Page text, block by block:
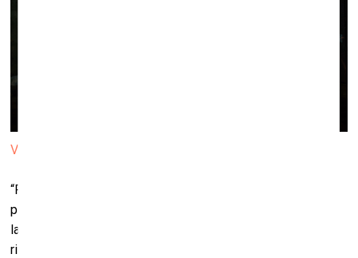
Valdis Celms. "Pozitrons". Foto: Hedi Jaansoo
“RIBOCA2 ietvaros realizētie Latvijas kinētiskās mākslas
pioniera, mākslinieka Valda Celma darbi saviļņo ar savu
laikmetīgumu un estētiski augstvērtīgajiem tehniskajiem
risinājumiem. Divi konstruktīvisma garā veidotie objekti